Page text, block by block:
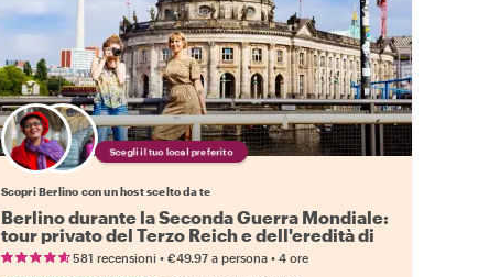
Scegli il tuo local preferito
Scopri Berlino con un host scelto da te
Berlino durante la Seconda Guerra Mondiale:
tour privato del Terzo Reich e dell'eredità di
Hitler
581 recensioni• €49.97 a persona• 4 ore